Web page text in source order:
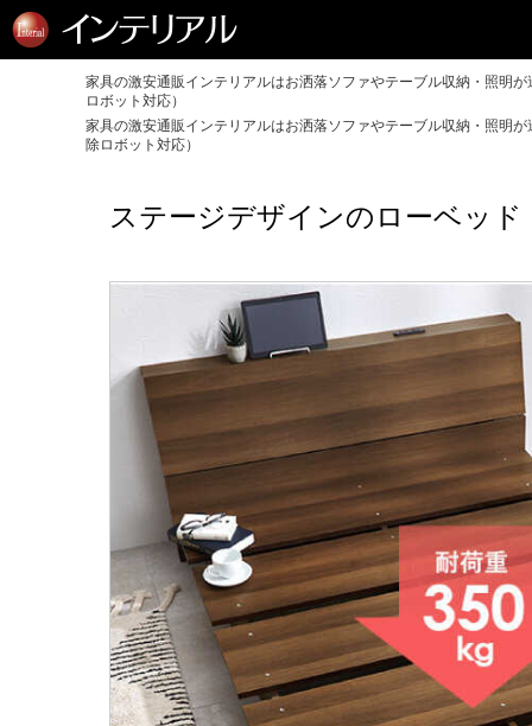
家具の激安通販インテリアルはお洒落ソファやテーブル収納・照明が
ロボット対応）
家具の激安通販インテリアルはお洒落ソファやテーブル収納・照明が
除ロボット対応）
ステージデザインのローベッ